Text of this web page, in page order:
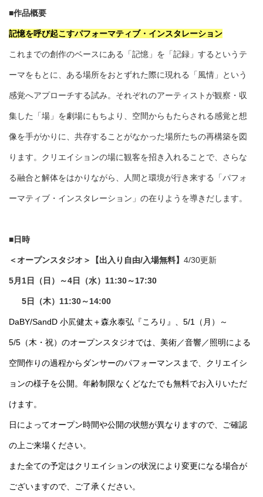
■作品概要
記憶を呼び起こすパフォーマティブ・インスタレーション
これまでの創作のベースにある「記憶」を「記録」するというテ
ーマをもとに、ある場所をおとずれた際に現れる「風情」という
感覚へアプローチする試み。それぞれのアーティストが観察・収
集した「場」を劇場にもちより、空間からもたらされる感覚と想
像を手がかりに、共存することがなかった場所たちの再構築を図
ります。クリエイションの場に観客を招き入れることで、さらな
る融合と解体をはかりながら、人間と環境が行き来する「パフォ
ーマティブ・インスタレーション」の在りようを導きだします。
■日時
＜オープンスタジオ＞【出入り自由/入場無料】 4/30更新
5月1日（日）～4日（水）11:30～17:30
5日（木）11:30～14:00
DaBY/SandD 小㞍健太＋森永泰弘『ころり』、5/1（月）～
5/5（木・祝）のオープンスタジオでは、美術／音響／照明による
空間作りの過程からダンサーのパフォーマンスまで、クリエイシ
ョンの様子を公開。年齢制限なくどなたでも無料でお入りいただ
けます。
日によってオープン時間や公開の状態が異なりますので、ご確認
の上ご来場ください。
また全ての予定はクリエイションの状況により変更になる場合が
ございますので、ご了承ください。